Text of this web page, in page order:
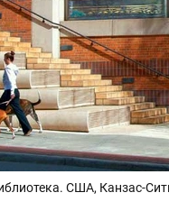
США, Канзас-